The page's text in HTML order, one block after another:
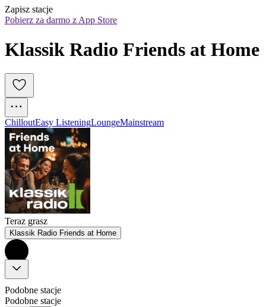
Zapisz stacje
Pobierz za darmo z App Store
Klassik Radio Friends at Home
ChilloutEasy ListeningLoungeMainstream
Teraz grasz
Klassik Radio Friends at Home
Podobne stacje
Podobne stacje